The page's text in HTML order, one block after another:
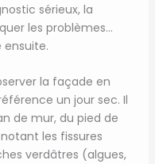
sérieux, la
les problèmes…
ensuite.
la façade en
un jour sec. Il
de mur, du pied de
les fissures
verdâtres (algues,